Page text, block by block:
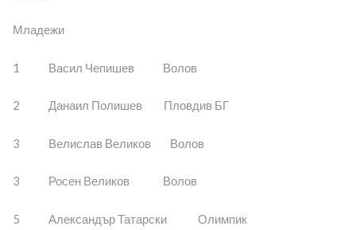
Младежи
1 Васил Чепишев Волов
2 Данаил Полишев Пловдив БГ
3 Велислав Великов Волов
3 Росен Великов Волов
5 Александър Татарски Олимпик